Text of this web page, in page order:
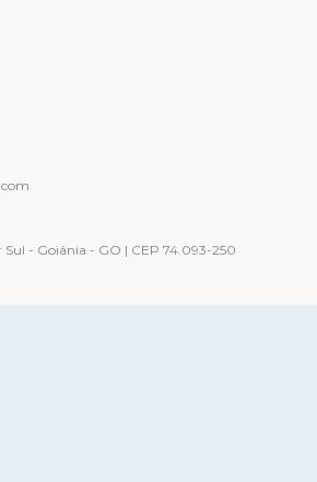
Sul - Goiânia - GO | CEP 74.093-250